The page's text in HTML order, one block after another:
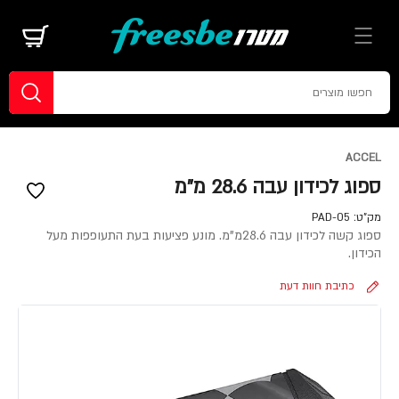
ACCEL
ספוג לכידון עבה 28.6 מ"מ
מק"ט: PAD-05
ספוג קשה לכידון עבה 28.6מ"מ. מונע פציעות בעת התעופפות מעל
הכידון.
כתיבת חוות דעת